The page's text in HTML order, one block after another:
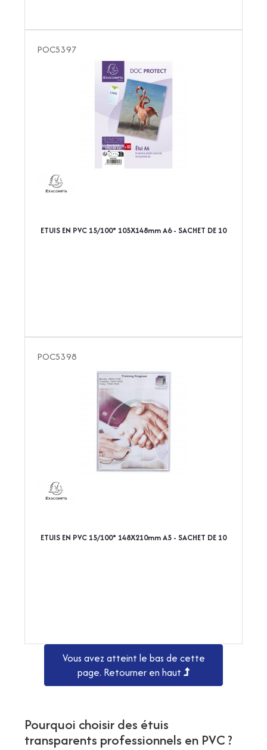
POC5397
ETUIS EN PVC 15/100° 105X148mm A6 - SACHET DE 10
POC5398
ETUIS EN PVC 15/100° 148X210mm A5 - SACHET DE 10
Vous avez atteint le bas de cette
page. Retourner en haut
Pourquoi choisir des étuis
transparents professionnels en PVC ?